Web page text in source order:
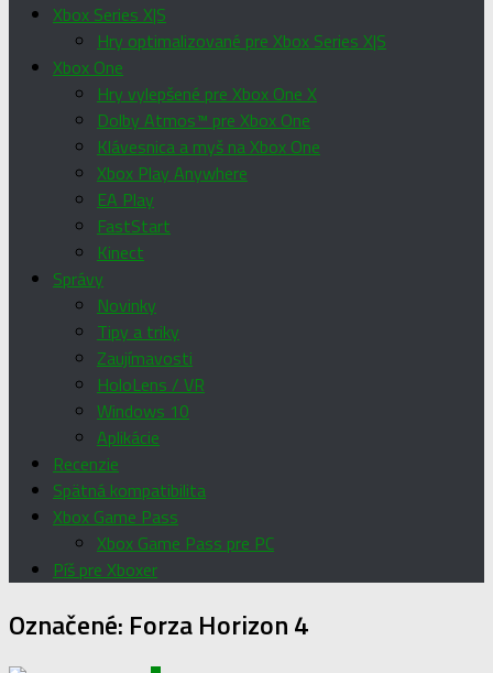
Xbox Series X|S
Hry optimalizované pre Xbox Series X|S
Xbox One
Hry vylepšené pre Xbox One X
Dolby Atmos™ pre Xbox One
Klávesnica a myš na Xbox One
Xbox Play Anywhere
EA Play
FastStart
Kinect
Správy
Novinky
Tipy a triky
Zaujímavosti
HoloLens / VR
Windows 10
Aplikácie
Recenzie
Spätná kompatibilita
Xbox Game Pass
Xbox Game Pass pre PC
Píš pre Xboxer
Označené: Forza Horizon 4